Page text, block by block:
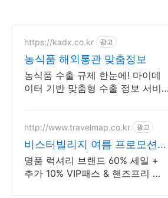
https://kadx.co.kr 광고
농식품 해외통관 맞춤정보
농식품 수출 규제 한눈에! 마이데
이터 기반 맞춤형 수출 정보 서비
http://www.travelmap.co.kr 광고
비스터빌리지 여름 프로모션
트래블맵
명품 럭셔리 브랜드 60% 세일 +
추가 10% VIP패스 & 핸즈프리 쇼